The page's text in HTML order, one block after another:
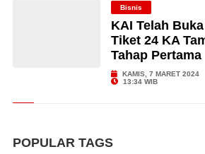
Bisnis
KAI Telah
Tiket 24 KA
Tahap Pertama
KAMIS, 7 MARET 2024
13:34 WIB
POPULAR TAGS